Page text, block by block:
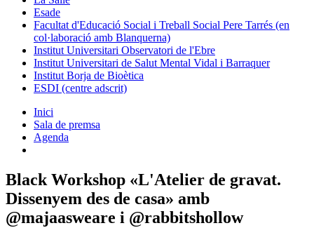
Esade
Facultat d'Educació Social i Treball Social Pere Tarrés (en
col·laboració amb Blanquerna)
Institut Universitari Observatori de l'Ebre
Institut Universitari de Salut Mental Vidal i Barraquer
Institut Borja de Bioètica
ESDI (centre adscrit)
Inici
Sala de premsa
Agenda
Black Workshop «L'Atelier de gravat.
Dissenyem des de casa» amb
@majaasweare i @rabbitshollow